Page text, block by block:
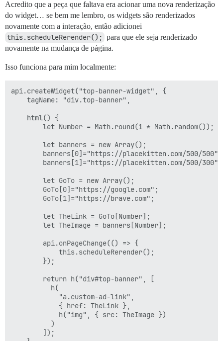
<script type="text/x-handlebars" data-template-
  {{mount-widget widget="top-banner-widget"}}
</script>
Acredito que a peça que faltava era acionar uma nova renderização
do widget… se bem me lembro, os widgets são renderizados
novamente com a interação, então adicionei
this.scheduleRerender(); para que ele seja renderizado
novamente na mudança de página.
Isso funciona para mim localmente:
api.createWidget("top-banner-widget", {
    tagName: "div.top-banner",
    html() {
        let Number = Math.round(1 * Math.random());
        let banners = new Array();
        banners[0]="https://placekitten.com/500/500";
        banners[1]="https://placekitten.com/500/300";
        let GoTo = new Array();
        GoTo[0]="https://google.com";
        GoTo[1]="https://brave.com";
        let TheLink = GoTo[Number];
        let TheImage = banners[Number];
        api.onPageChange(() => {
            this.scheduleRerender();
        });
        return h("div#top-banner", [
          h(
            "a.custom-ad-link",
            { href: TheLink },
            h("img", { src: TheImage })
          )
        ]);
    }